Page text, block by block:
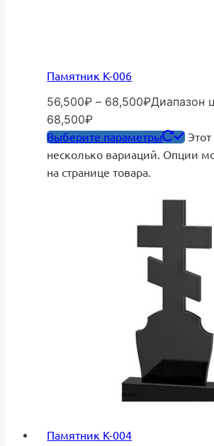
Памятник К-006
56,500₽ – 68,500₽Диапазон
68,500₽
Выберите параметры
несколько вариаций. Опции
на странице товара.
Памятник К-004